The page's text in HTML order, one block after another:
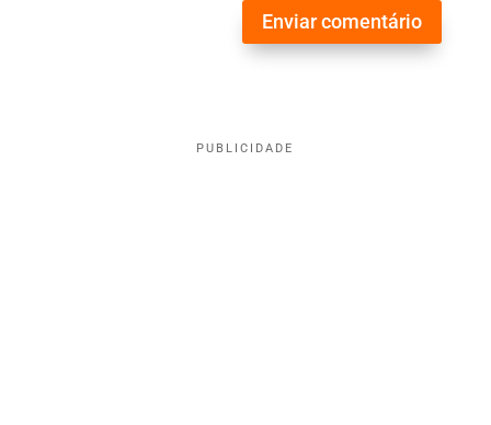
Enviar comentário
PUBLICIDADE